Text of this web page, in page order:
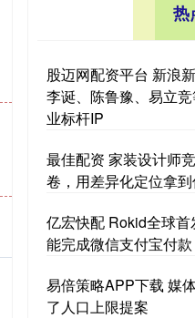
热
股迈网配资平台 新浪
李诞、陈鲁豫、易立
业标杆IP
最佳配资 家装设计师
卷，用差异化定位拿
亿宏快配 Rokid全球
能完成微信支付宝付款
易倍策略APP下载 媒
了人口上限提案